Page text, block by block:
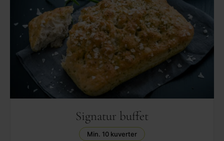
Signatur buffet
Min. 10 kuverter